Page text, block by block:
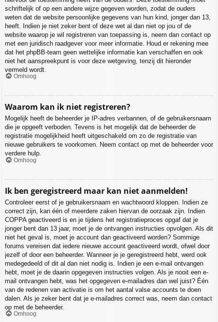
schriftelijk of op een andere wijze gegeven worden, zodat de ouders
weten dat de website persoonlijke gegevens van hun kind, jonger dan 13,
heeft. Indien je niet zeker bent of deze wet al dan niet op jou of de
website waarop je wil registreren van toepassing is, neem dan contact op
met een juridisch raadgever voor meer informatie. Houd er rekening mee
dat het phpBB-team geen wettelijke informatie kan verschaffen en ook
niet het aanspreekpunt is voor deze wetgeving, tenzij dit hieronder
vermeld wordt.
Omhoog
Waarom kan ik niet registreren?
Mogelijk heeft de beheerder je IP-adres verbannen, of de gebruikersnaam
die je opgeeft verboden. Tevens is het mogelijk dat de beheerder de
registratie mogelijkheid heeft uitgeschakeld om zo de registratie van
nieuwe gebruikers te voorkomen. Neem contact op met de beheerder voor
verdere hulp.
Omhoog
Ik ben geregistreerd maar kan niet aanmelden!
Controleer eerst of je gebruikersnaam en wachtwoord kloppen. Indien ze
correct zijn, kan één of meerdere zaken hiervan de oorzaak zijn. Indien
COPPA geactiveerd is en je tijdens het registratieproces opgaf dat je
jonger bent dan 13 jaar, moet je de ontvangen instructies opvolgen. Als dit
niet het geval is, moet je account dan geactiveerd worden? Sommige
forums vereisen dat iedere nieuwe account geactiveerd wordt, ofwel door
jezelf of door een beheerder. Wanneer je je geregistreerd hebt, werd ook
medegedeeld of dit al dan niet nodig is. Indien je een e-mail ontvangen
hebt, moet je de daarin opgegeven instructies volgen. Als je nooit een e-
mail ontvangen hebt, was het opgegeven e-mailadres dan wel juist? Één
van de redenen van activatie is om het aantal valse accounts te doen
dalen. Als je zeker bent dat je e-mailadres correct was, neem dan contact
op met de beheerder.
Omhoog